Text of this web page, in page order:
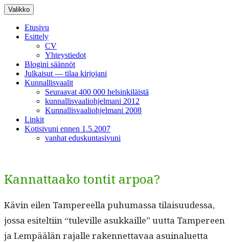
Siirry
sisältöön
Valikko
Etusivu
Esittely
CV
Yhteystiedot
Blogini säännöt
Julkaisut — tilaa kirjojani
Kunnallisvaalit
Seuraavat 400 000 helsinkiläistä
kunnallisvaaliohjelmani 2012
Kunnallisvaaliohjelmani 2008
Linkit
Kotisivuni ennen 1.5.2007
vanhat eduskuntasivuni
Kannattaako tontit arpoa?
Kävin eilen Tam­pereel­la puhu­mas­sa tilaisu­udessa,
jos­sa esitelti­in “tuleville asukkaille” uut­ta Tam­pereen
ja Lem­päälän rajalle raken­net­tavaa asuinaluet­ta